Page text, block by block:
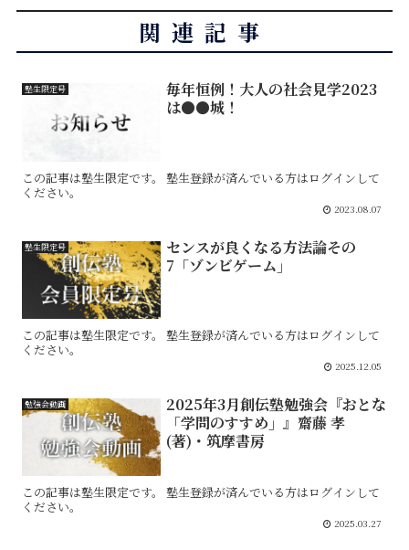
関連記事
塾生限定号
毎年恒例！大人の社会見学2023
は●●城！
この記事は塾生限定です。 塾生登録が済んでいる方はログインして
ください。
2023.08.07
塾生限定号
センスが良くなる方法論その
7「ゾンビゲーム」
この記事は塾生限定です。 塾生登録が済んでいる方はログインして
ください。
2025.12.05
勉強会動画
2025年3月創伝塾勉強会『おとな
「学問のすすめ」』齋藤 孝
(著)・筑摩書房
この記事は塾生限定です。 塾生登録が済んでいる方はログインして
ください。
2025.03.27